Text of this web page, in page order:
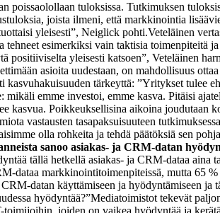
poissaolollaan tuloksissa. Tutkimuksen
joista ilmeni, että markkinointia
yleisesti”, Neiglick pohti.Veteläinen
tehneet esimerkiksi vain taktisia toimenpiteitä
positiiviselta yleisesti katsoen”, Veteläinen
asioita uudestaan, on mahdollisuus
kasvuhakuisuuden tärkeyttä: ”Yritykset tulee
mikäli emme investoi, emme kasva. Pitäisi
kasvua. Poikkeuksellisina aikoina joudutaan
vastausten tasapaksuisuuteen
olla rohkeita ja tehdä päätöksiä sen
sanoo asiakas- ja CRM-datan
tällä hetkellä asiakas- ja CRM-dataa
dataa markkinointitoimenpiteissä, mutta 65
datan käyttämiseen ja hyödyntämiseen
hyödyntää?”Mediatoimistot tekevät
joiden on vaikea hyödyntää ja